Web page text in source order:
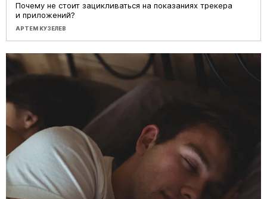
Почему не стоит зацикливаться на показаниях трекера
и приложений?
АРТЕМ КУЗЕЛЕВ